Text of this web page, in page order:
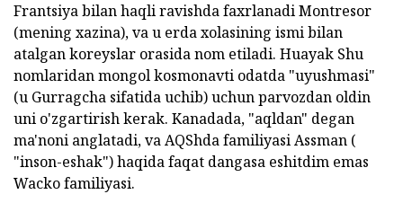
Frantsiya bilan haqli ravishda faxrlanadi Montresor
(mening xazina), va u erda xolasining ismi bilan
atalgan koreyslar orasida nom etiladi. Huayak Shu
nomlaridan mongol kosmonavti odatda "uyushmasi"
(u Gurragcha sifatida uchib) uchun parvozdan oldin
uni o'zgartirish kerak. Kanadada, "aqldan" degan
ma'noni anglatadi, va AQShda familiyasi Assman (
"inson-eshak") haqida faqat dangasa eshitdim emas
Wacko familiyasi.